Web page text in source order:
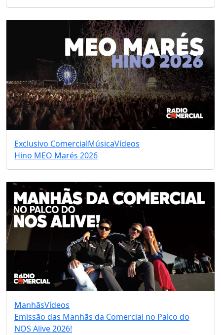
Exclusivo ComercialMúsicaVídeos
Hino MEO Marés 2026
ManhãsVídeos
Emissão das Manhãs da Comercial no Palco do
NOS Alive 2026!